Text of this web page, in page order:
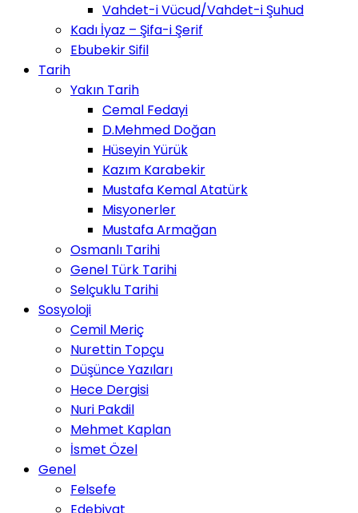
Vahdet-i Vücud/Vahdet-i Şuhud
Kadı İyaz – Şifa-i Şerif
Ebubekir Sifil
Tarih
Yakın Tarih
Cemal Fedayi
D.Mehmed Doğan
Hüseyin Yürük
Kazım Karabekir
Mustafa Kemal Atatürk
Misyonerler
Mustafa Armağan
Osmanlı Tarihi
Genel Türk Tarihi
Selçuklu Tarihi
Sosyoloji
Cemil Meriç
Nurettin Topçu
Düşünce Yazıları
Hece Dergisi
Nuri Pakdil
Mehmet Kaplan
İsmet Özel
Genel
Felsefe